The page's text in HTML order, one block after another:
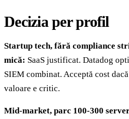
Decizia per profil
Startup tech, fără compliance
mică: SaaS justificat. Datadog
SIEM combinat. Acceptă cost
valoare e critic.
Mid-market, parc 100-300